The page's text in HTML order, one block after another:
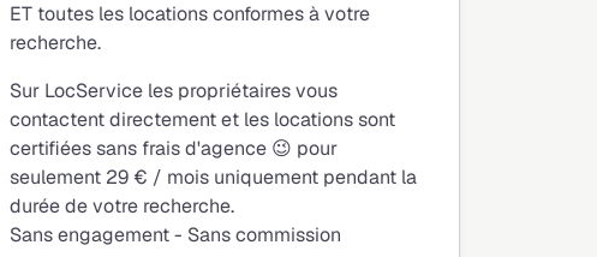
ET toutes les locations conformes à votre
recherche.
Sur LocService les propriétaires vous
contactent directement et les locations sont
certifiées sans frais d'agence 😉 pour
seulement 29 € / mois uniquement pendant la
durée de votre recherche.
Sans engagement - Sans commission